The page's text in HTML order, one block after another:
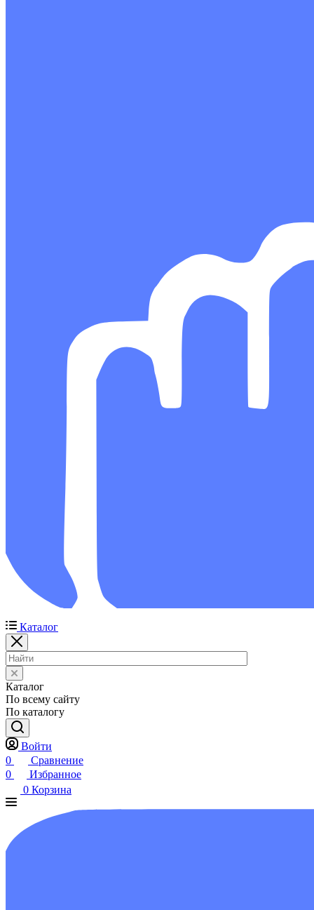
Каталог
Каталог
По всему сайту
По каталогу
Войти
0
Сравнение
0
Избранное
0 Корзина